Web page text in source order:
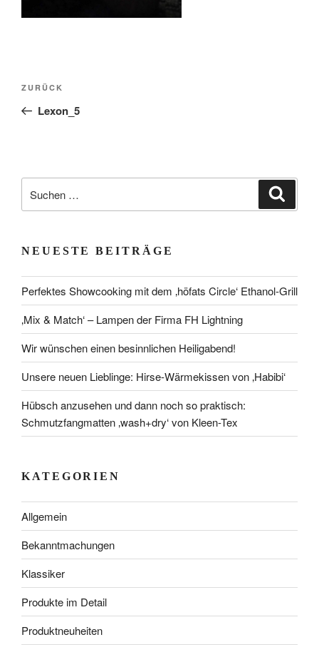
Beitragsnavigation
Vorheriger
Beitrag
ZURÜCK
Lexon_5
nach:
NEUESTE BEITRÄGE
Perfektes Showcooking mit dem ‚höfats Circle‘ Ethanol-Grill
‚Mix & Match‘ – Lampen der Firma FH Lightning
Wir wünschen einen besinnlichen Heiligabend!
Unsere neuen Lieblinge: Hirse-Wärmekissen von ‚Habibi‘
Hübsch anzusehen und dann noch so praktisch:
Schmutzfangmatten ‚wash+dry‘ von Kleen-Tex
KATEGORIEN
Allgemein
Bekanntmachungen
Klassiker
Produkte im Detail
Produktneuheiten